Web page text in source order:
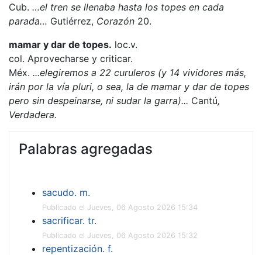
Cub. …el tren se llenaba hasta los topes en cada
parada… Gutiérrez, Corazón 20.
mamar y dar de topes. loc.v.
col. Aprovecharse y criticar.
Méx. ...elegiremos a 22 curuleros (y 14 vividores más,
irán por la vía pluri, o sea, la de mamar y dar de topes
pero sin despeinarse, ni sudar la garra)... Cantú,
Verdadera.
Palabras agregadas
sacudo. m.
Publicado el Jueves, 06 Agosto 2026 15:34
sacrificar. tr.
Publicado el Jueves, 06 Agosto 2026 15:32
repentización. f.